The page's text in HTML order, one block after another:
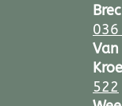
036
Van
522